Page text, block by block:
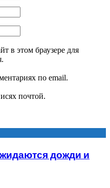
в этом браузере для
по email.
почтой.
дожди и